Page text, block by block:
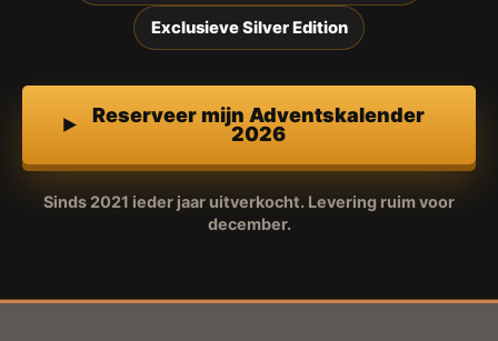
Exclusieve Silver Edition
Reserveer mijn Adventskalender
2026
Sinds 2021 ieder jaar uitverkocht. Levering ruim voor
december.